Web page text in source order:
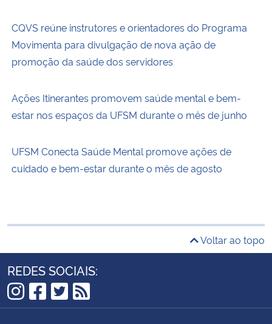
CQVS reúne instrutores e orientadores do Programa
Movimenta para divulgação de nova ação de
promoção da saúde dos servidores
Ações Itinerantes promovem saúde mental e bem-
estar nos espaços da UFSM durante o mês de junho
UFSM Conecta Saúde Mental promove ações de
cuidado e bem-estar durante o mês de agosto
Voltar ao topo
REDES SOCIAIS:
Instagram
Facebook
Twitter
RSS